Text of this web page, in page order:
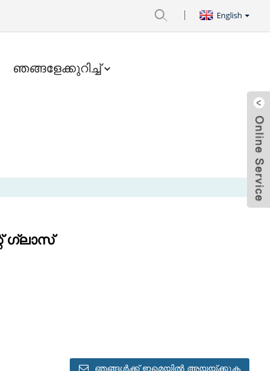
English
ഞങ്ങളേക്കുറിച്ച്
ഗ്ലാസ്
ഞങ്ങൾക്ക് ഇമെയിൽ അയയ്ക്കുക